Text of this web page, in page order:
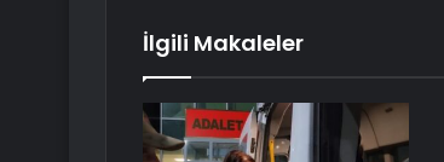
İlgili Makaleler